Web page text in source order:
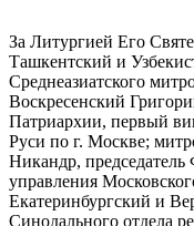
За Литургией Его
Ташкентский и
Среднеазиатского
Воскресенский
Патриархии, первый
Руси по г. Москве;
Никандр, председатель
управления
Екатеринбургский и
Синодального отдела